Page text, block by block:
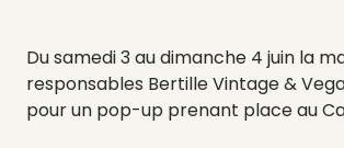
Du samedi 3 au dimanche 4 juin la
responsables Bertille Vintage &
pour un pop-up prenant place au